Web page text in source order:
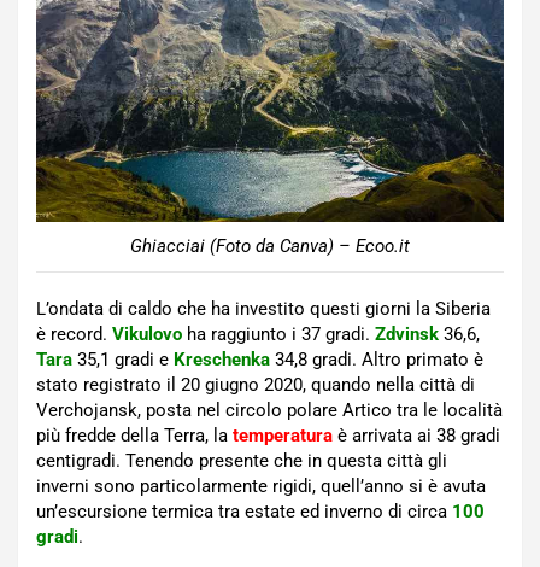
Ghiacciai (Foto da Canva) – Ecoo.it
L’ondata di caldo che ha investito questi giorni la Siberia
è record. Vikulovo ha raggiunto i 37 gradi. Zdvinsk 36,6,
Tara 35,1 gradi e Kreschenka 34,8 gradi. Altro primato è
stato registrato il 20 giugno 2020, quando nella città di
Verchojansk, posta nel circolo polare Artico tra le località
più fredde della Terra, la temperatura è arrivata ai 38 gradi
centigradi. Tenendo presente che in questa città gli
inverni sono particolarmente rigidi, quell’anno si è avuta
un’escursione termica tra estate ed inverno di circa 100
gradi.